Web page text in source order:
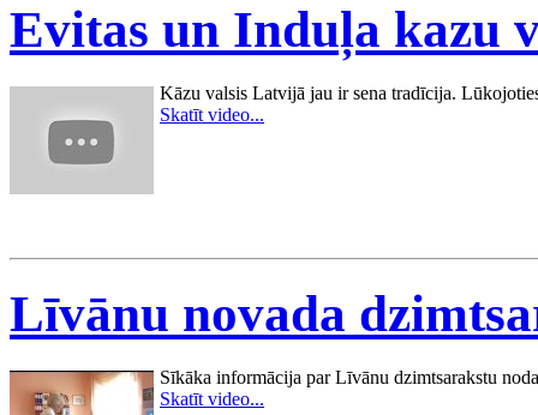
Evitas un Induļa kazu
Kāzu valsis Latvijā jau ir sena tradīcija.
Skatīt video...
Līvānu novada
Sīkāka informācija par Līvānu dzimtsarakstu
Skatīt video...